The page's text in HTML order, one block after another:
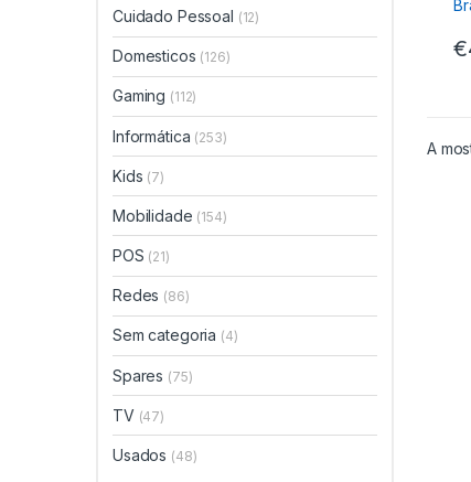
€
A
Cuidado Pessoal (12)
Domesticos (126)
Gaming (112)
Informática (253)
Kids (7)
Mobilidade (154)
POS (21)
Redes (86)
Sem categoria (4)
Spares (75)
TV (47)
Usados (48)